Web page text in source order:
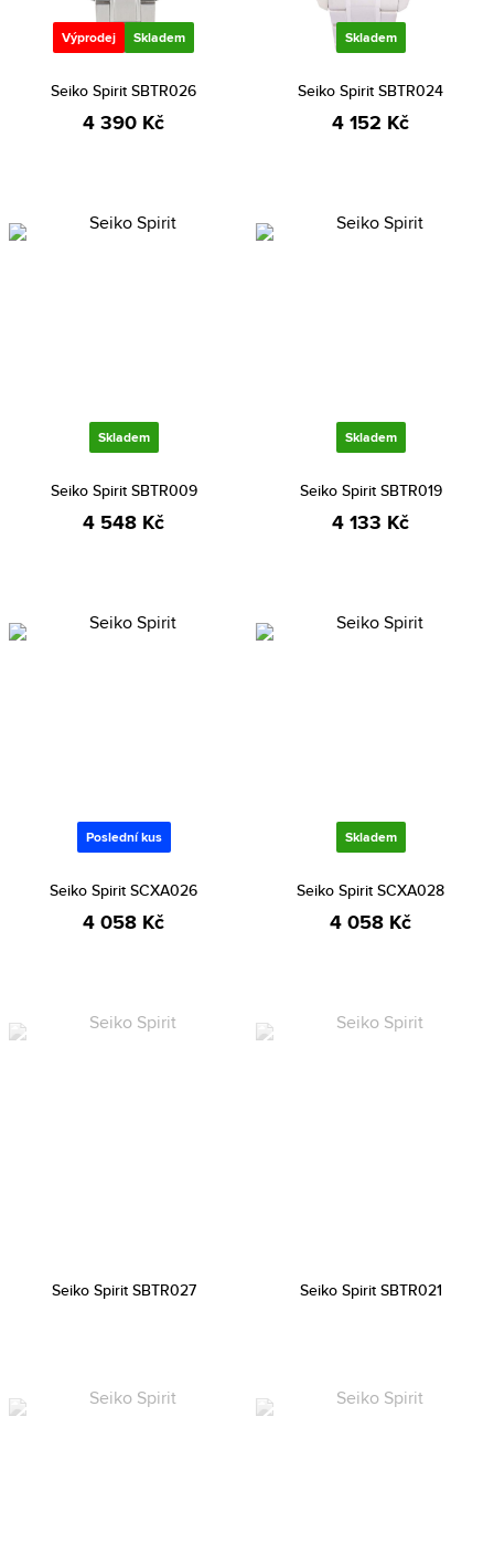
Výprodej Skladem
Seiko Spirit SBTR026
4 390 Kč
Skladem
Seiko Spirit SBTR024
4 152 Kč
Skladem
Seiko Spirit SBTR009
4 548 Kč
Skladem
Seiko Spirit SBTR019
4 133 Kč
Poslední kus
Seiko Spirit SCXA026
4 058 Kč
Skladem
Seiko Spirit SCXA028
4 058 Kč
Seiko Spirit SBTR027 Seiko Spirit SBTR021